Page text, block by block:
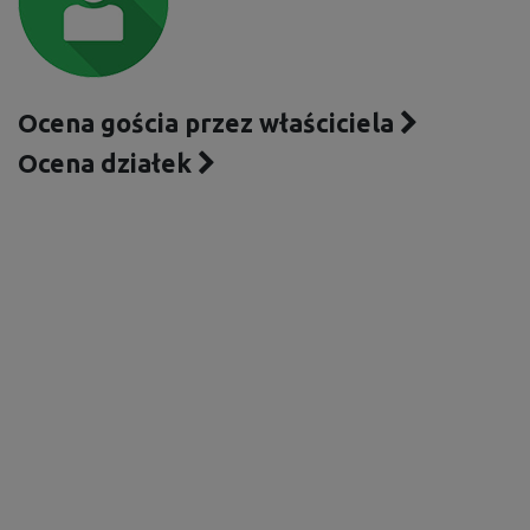
Ocena gościa przez właściciela
Ocena działek